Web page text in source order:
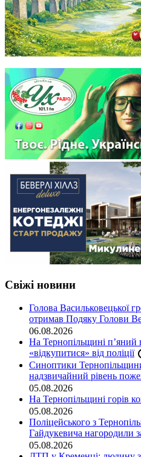
Свіжі новини
Голова Васильковецької
отримав Подяку Голови
06.08.2026
На Тернопільщині п’яний
«відкупитися» від поліції
Синоптики
надзвичайний рівень
05.08.2026
На Тернопільщині горів
05.08.2026
Поліцейського з
Гайдукевича нагородили
05.08.2026